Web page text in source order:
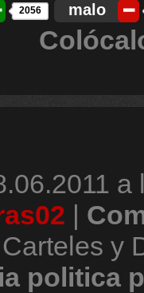
2056 malo
a
|
y
politica